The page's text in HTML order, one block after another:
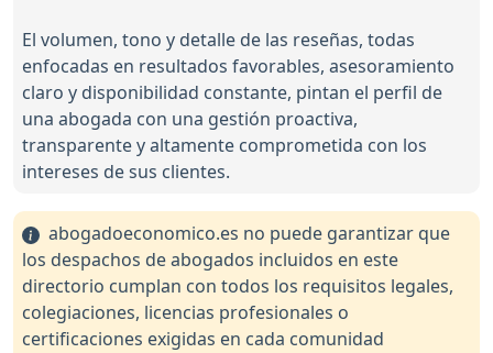
El volumen, tono y detalle de las reseñas, todas
enfocadas en resultados favorables, asesoramiento
claro y disponibilidad constante, pintan el perfil de
una abogada con una gestión proactiva,
transparente y altamente comprometida con los
intereses de sus clientes.
abogadoeconomico.es no puede garantizar que
los despachos de abogados incluidos en este
directorio cumplan con todos los requisitos legales,
colegiaciones, licencias profesionales o
certificaciones exigidas en cada comunidad